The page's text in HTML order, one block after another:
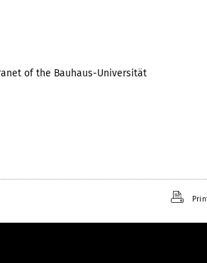
of the Bauhaus-Universität